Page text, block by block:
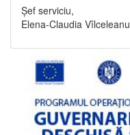
Șef serviciu,
Elena-Claudia Vîlceleanu